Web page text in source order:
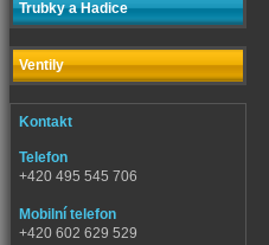
Trubky a Hadice
Ventily
Kontakt
Telefon
+420 495 545 706
Mobilní telefon
+420 602 629 529